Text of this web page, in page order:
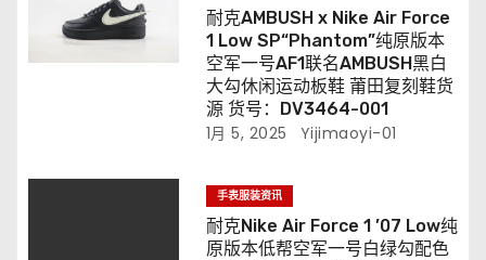
耐克AMBUSH x Nike Air Force
1 Low SP“Phantom”纯原版本
空军一号AF1联名AMBUSH黑白
大勾休闲运动板鞋 莆田复刻鞋货
源 货号：DV3464-001
1月 5, 2025 Yijimaoyi-01
手表服装资讯
耐克Nike Air Force 1 ’07 Low纯
原版本低帮空军一号白绿勾配色